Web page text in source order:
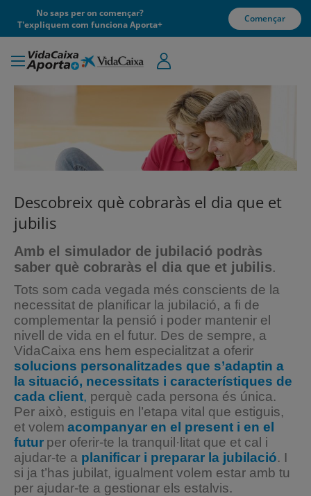
No saps per on començar?
T'expliquem com funciona Aporta+
Començar
Descobreix què cobraràs el dia que et
jubilis
Amb el simulador de jubilació podràs
saber què cobraràs el dia que et jubilis.
Tots som cada vegada més conscients de la
necessitat de planificar la jubilació, a fi de
complementar la pensió i poder mantenir el
nivell
de vida en el futur. Des de sempre, a
VidaCaixa ens hem especialitzat a oferir
solucions personalitzades que s’adaptin a
la situació, necessitats i característiques de
cada client, perquè cada persona és única.
Per això, estiguis en l’etapa vital que estiguis,
et volem acompanyar en el present i en el
futur per oferir-te la tranquil·litat que et cal i
ajudar-te a planificar i preparar la jubilació. I
si ja t’has jubilat, igualment volem estar amb tu
per ajudar-te a gestionar els estalvis.